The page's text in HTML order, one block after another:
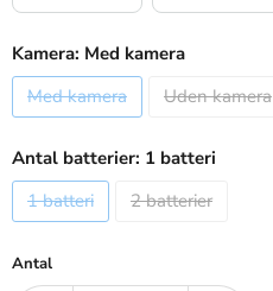
Kamera: Med kamera
Med kamera
Uden kamera
Antal batterier: 1 batteri
1 batteri
2 batterier
Antal